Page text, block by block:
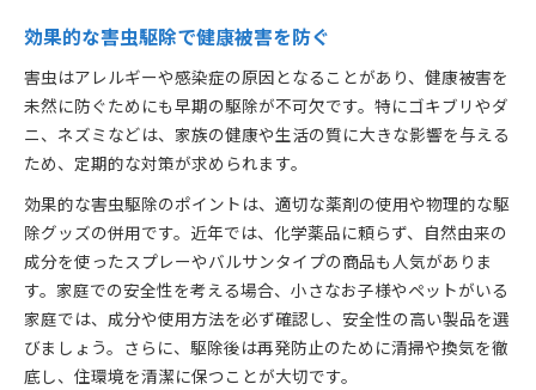
害虫駆除と収納整理による発生防止策
虫を寄せ付けない暮らしのための工夫
害虫駆除とハーブを使った虫除け方法
害虫駆除のための室内環境改善ポイント
害虫駆除で窓やドアの工夫が有効な理由
虫対策グッズを活かした害虫駆除のコツ
ゴキブリ対策もできる害虫駆除の工夫
ナチュラルな害虫駆除法で家族を守る
害虫駆除は自然派素材で安心安全に実現
石鹸水や重曹を使った害虫駆除の実践法
家庭の害虫駆除に役立つハーブの活用術
効果的な害虫駆除で健康被害を防ぐ
害虫はアレルギーや感染症の原因となることがあり、健康被害を
未然に防ぐためにも早期の駆除が不可欠です。特にゴキブリやダ
ニ、ネズミなどは、家族の健康や生活の質に大きな影響を与える
ため、定期的な対策が求められます。
効果的な害虫駆除のポイントは、適切な薬剤の使用や物理的な駆
除グッズの併用です。近年では、化学薬品に頼らず、自然由来の
成分を使ったスプレーやバルサンタイプの商品も人気がありま
す。家庭での安全性を考える場合、小さなお子様やペットがいる
家庭では、成分や使用方法を必ず確認し、安全性の高い製品を選
びましょう。さらに、駆除後は再発防止のために清掃や換気を徹
底し、住環境を清潔に保つことが大切です。